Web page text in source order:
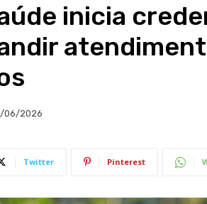
inicia
06/2026
Twitter Pinterest